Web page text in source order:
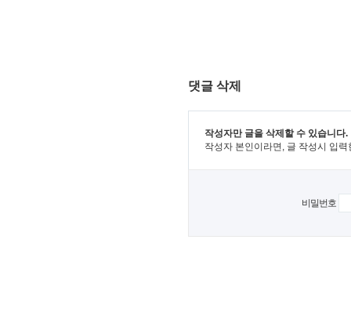
댓글 삭제
작성자만 글을 삭제할 수 있습니다.
작성자 본인이라면, 글 작성시 입
비밀번호